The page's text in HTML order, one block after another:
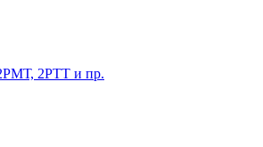
2РТТ и пр.